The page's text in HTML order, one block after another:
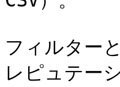
フィルター
レピュテー